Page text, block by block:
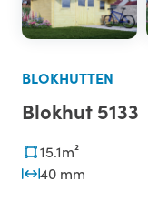
BLOKHUTTEN
Blokhut 5133
15.1m²
40 mm